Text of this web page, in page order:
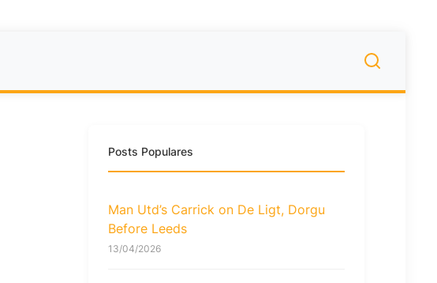
Posts Populares
Man Utd’s Carrick on De Ligt, Dorgu
Before Leeds
13/04/2026